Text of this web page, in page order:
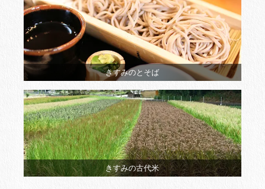
きすみのとそば
きすみの古代米